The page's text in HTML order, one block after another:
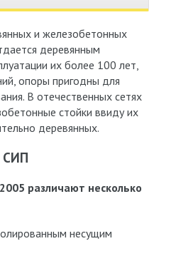
и железобетонных
деревянным
их более 100 лет,
опоры пригодны для
В отечественных сетях
стойки ввиду их
деревянных.
СИП
различают несколько
несущим